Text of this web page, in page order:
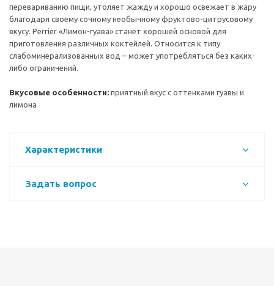
перевариванию пищи, утоляет жажду и хорошо освежает в жару
благодаря своему сочному необычному фруктово-цитрусовому
вкусу. Perrier «Лимон-гуава» станет хорошей основой для
приготовления различных коктейлей. Относится к типу
слабоминерализованных вод – может употребляться без каких-
либо ограничений.
Вкусовые особенности: приятный вкус с оттенками гуавы и
лимона
Характеристики
Задать вопрос